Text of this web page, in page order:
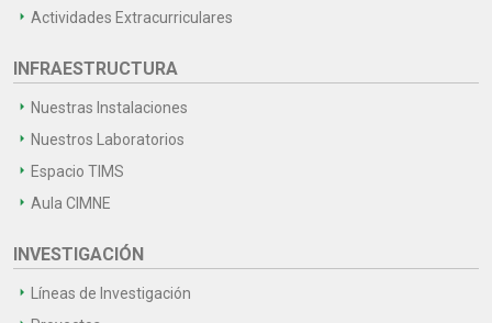
Actividades Extracurriculares
INFRAESTRUCTURA
Nuestras Instalaciones
Nuestros Laboratorios
Espacio TIMS
Aula CIMNE
INVESTIGACIÓN
Líneas de Investigación